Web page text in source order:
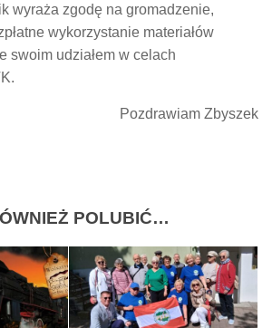
wyraża zgodę na gromadzenie,
wykorzystanie materiałów
swoim udziałem w celach
Pozdrawiam Zbyszek
POLUBIĆ…